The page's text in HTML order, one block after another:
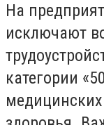
На
исключают
категории